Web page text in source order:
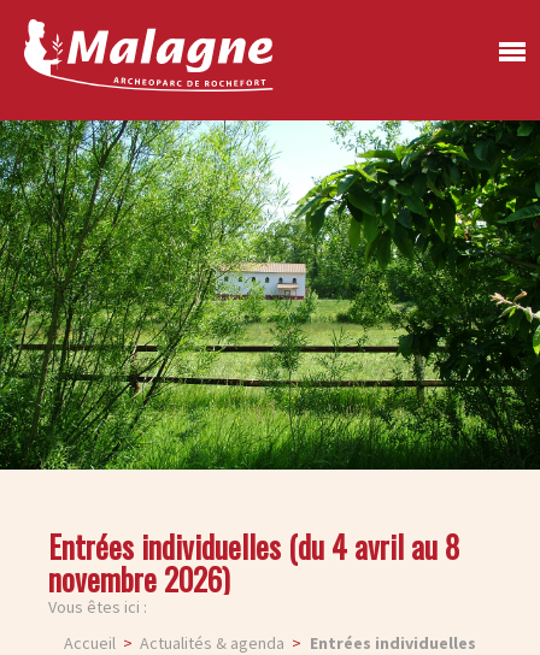
Entrées individuelles (du 4 avril au 8
novembre 2026)
Vous êtes ici :
Accueil
Actualités & agenda
Entrées individuelles